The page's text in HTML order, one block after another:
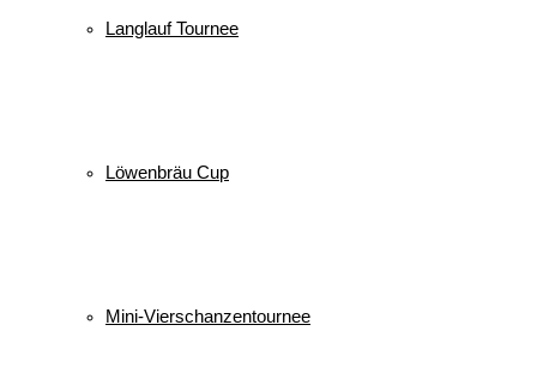
Langlauf Tournee
Löwenbräu Cup
Mini-Vierschanzentournee